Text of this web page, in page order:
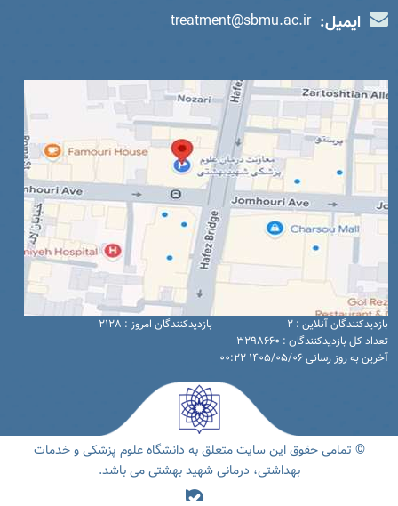
ایمیل: treatment@sbmu.ac.ir
بازدیدکنندگان آنلاین : 2
بازدیدکنندگان امروز : 2128
تعداد کل بازدیدکنندگان : 3298660
آخرین به روز رسانی 1405/05/06 00:22
© تمامی حقوق این سایت متعلق به دانشگاه علوم پزشکی و خدمات
بهداشتی، درمانی شهید بهشتی می باشد.